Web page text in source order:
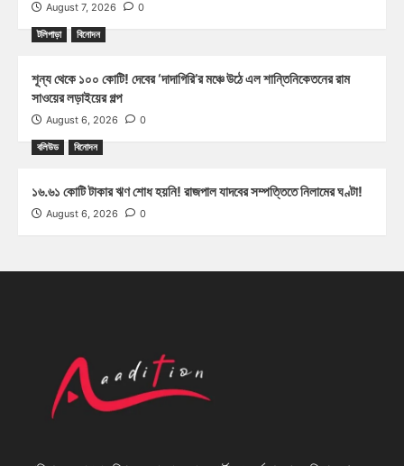
August 7, 2026 0
টলিপাড়া বিনোদন
শূন্য থেকে ১০০ কোটি! দেবের ‘দাদাগিরি’র মঞ্চে উঠে এল শান্তিনিকেতনের রাম
সাওয়ের লড়াইয়ের গল্প
August 6, 2026 0
বলিউড বিনোদন
১৬.৬১ কোটি টাকার ঋণ শোধ হয়নি! রাজপাল যাদবের সম্পত্তিতে নিলামের ঘণ্টা!
August 6, 2026 0